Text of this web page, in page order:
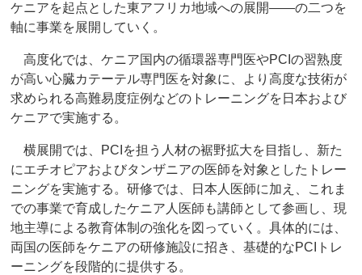
ケニアを起点とした東アフリカ地域への展開――の二つを
軸に事業を展開していく。
高度化では、ケニア国内の循環器専門医やPCIの習熟度
が高い心臓カテーテル専門医を対象に、より高度な技術が
求められる高難易度症例などのトレーニングを日本および
ケニアで実施する。
横展開では、PCIを担う人材の裾野拡大を目指し、新た
にエチオピアおよびタンザニアの医師を対象としたトレー
ニングを実施する。研修では、日本人医師に加え、これま
での事業で育成したケニア人医師も講師として参画し、現
地主導による教育体制の強化を図っていく。具体的には、
両国の医師をケニアの研修施設に招き、基礎的なPCIトレ
ーニングを段階的に提供する。